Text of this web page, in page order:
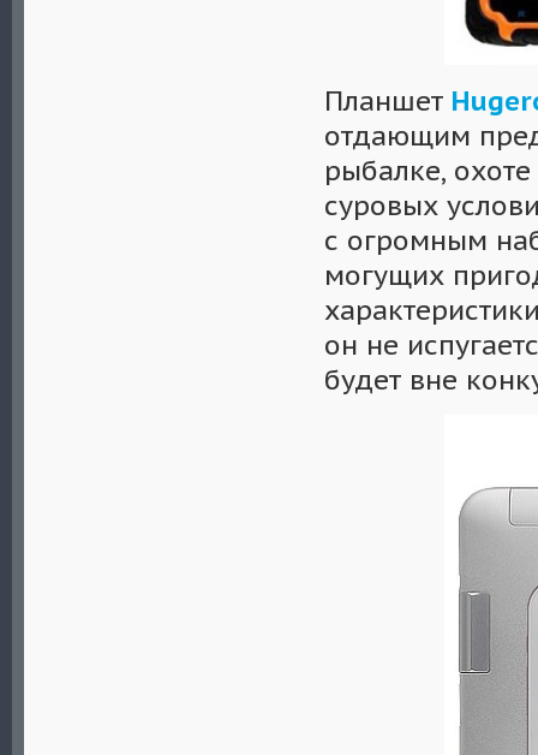
Планшет
отдающим
рыбалке,
суровых
с огромным
могущих
он не
будет вне